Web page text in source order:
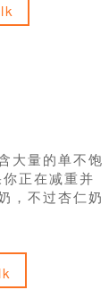
大量的单不饱
正在减重并
，不过杏仁奶